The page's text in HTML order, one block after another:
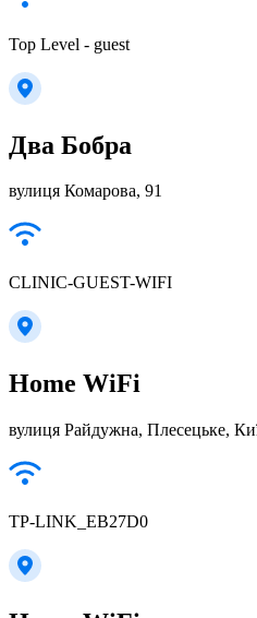
Top Level - guest
Два Бобра
вулиця Комарова, 91
CLINIC-GUEST-WIFI
Home WiFi
вулиця Райдужна, Плесецьке,
TP-LINK_EB27D0